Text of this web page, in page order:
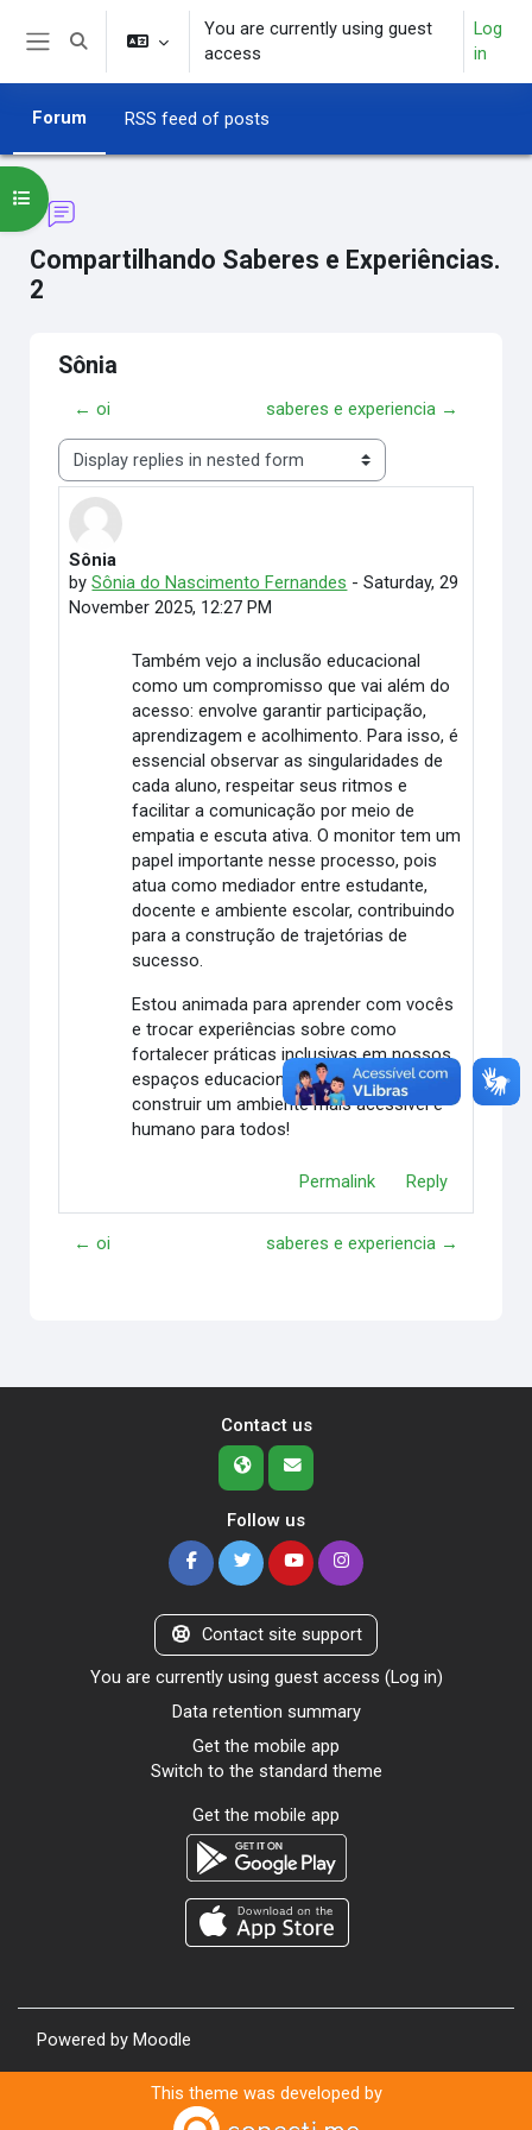
Skip to main content
Toggle search input
You are currently using guest
access
Log
in
Forum RSS feed of posts
Compartilhando Saberes e Experiências.
2
Open course index
Sônia
← oi saberes e experiencia →
Display mode
Sônia
bySônia do Nascimento Fernandes -Saturday, 29
November 2025, 12:27 PM
Number of replies: 0
Também vejo a inclusão educacional
como um compromisso que vai além do
acesso: envolve garantir participação,
aprendizagem e acolhimento. Para isso, é
essencial observar as singularidades de
cada aluno, respeitar seus ritmos e
facilitar a comunicação por meio de
empatia e escuta ativa. O monitor tem um
papel importante nesse processo, pois
atua como mediador entre estudante,
docente e ambiente escolar, contribuindo
para a construção de trajetórias de
sucesso.
Estou animada para aprender com vocês
e trocar experiências sobre como
fortalecer práticas inclusivas em nossos
espaços educacionais. Vamos juntos
construir um ambiente mais acessível e
humano para todos!
Permalink Reply
← oi saberes e experiencia →
Contact us
Follow us
Contact site support
You are currently using guest access (Log in)
Data retention summary
Get the mobile app
Switch to the standard theme
Get the mobile app
Powered by Moodle
This theme was developed by